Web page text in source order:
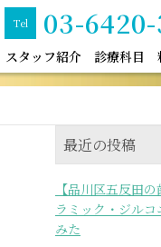
Tel 03-
スタッフ紹介 診療科目
最近の投稿
【品川区五反田
ラミック・ジル
みた